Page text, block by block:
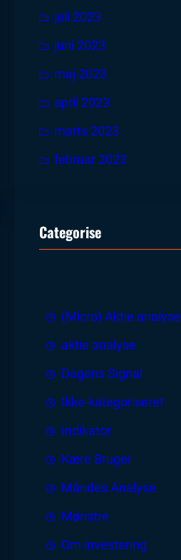
juli 2023
juni 2023
maj 2023
april 2023
marts 2023
februar 2023
Categorise
(Micro) Aktie analyse
aktie analyse
Dagens Signal
Ikke-kategoriseret
Indikator
Kære Bruger
Måndes Analyse
Mønstre
Om investering